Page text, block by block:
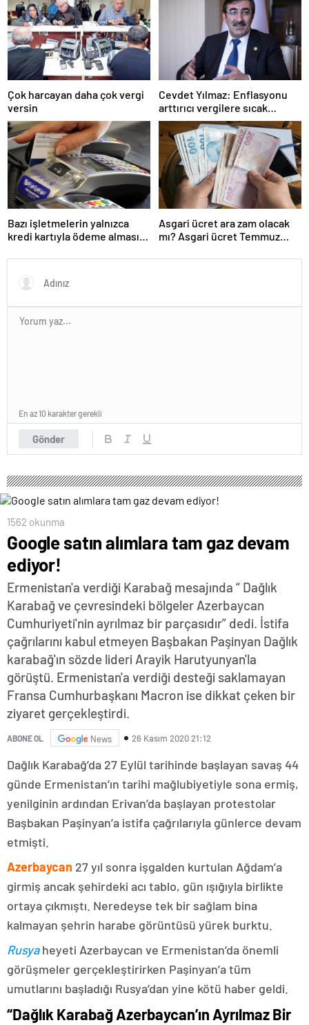
Çok harcayan daha çok vergi
versin
Cevdet Yılmaz: Enflasyonu
arttırıcı vergilere sıcak
bakmıyoruz ama…
Bazı işletmelerin yalnızca
kredi kartıyla ödeme alması
Asgari ücret ara zam olacak
mı? Asgari ücret Temmuz
Gönder
En az 10 karakter gerekli
1562 okunma
Google satın alımlara tam gaz devam
ediyor!
Ermenistan'a verdiği Karabağ mesajında “ Dağlık
Karabağ ve çevresindeki bölgeler Azerbaycan
Cumhuriyeti'nin ayrılmaz bir parçasıdır” dedi. İstifa
çağrılarını kabul etmeyen Başbakan Paşinyan Dağlık
karabağ'ın sözde lideri Arayik Harutyunyan'la
görüştü. Ermenistan'a verdiği desteği saklamayan
Fransa Cumhurbaşkanı Macron ise dikkat çeken bir
ziyaret gerçekleştirdi.
ABONE OL News 26 Kasım 2020 21:12
Dağlık Karabağ’da 27 Eylül tarihinde başlayan savaş 44
günde Ermenistan’ın tarihi mağlubiyetiyle sona ermiş,
yenilginin ardından Erivan’da başlayan protestolar
Başbakan Paşinyan’a istifa çağrılarıyla günlerce devam
etmişti.
Azerbaycan 27 yıl sonra işgalden kurtulan Ağdam’a
girmiş ancak şehirdeki acı tablo, gün ışığıyla birlikte
ortaya çıkmıştı. Neredeyse tek bir sağlam bina
kalmayan şehrin harabe görüntüsü yürek burktu.
Rusyaheyeti Azerbaycan ve Ermenistan’da önemli
görüşmeler gerçekleştirirken Paşinyan’a tüm
umutlarını başladığı Rusya’dan yine kötü haber geldi.
“Dağlık Karabağ Azerbaycan’ın Ayrılmaz Bir